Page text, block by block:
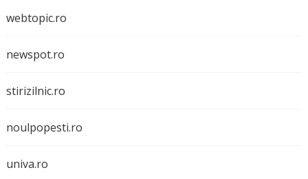
webtopic.ro
newspot.ro
stirizilnic.ro
noulpopesti.ro
univa.ro